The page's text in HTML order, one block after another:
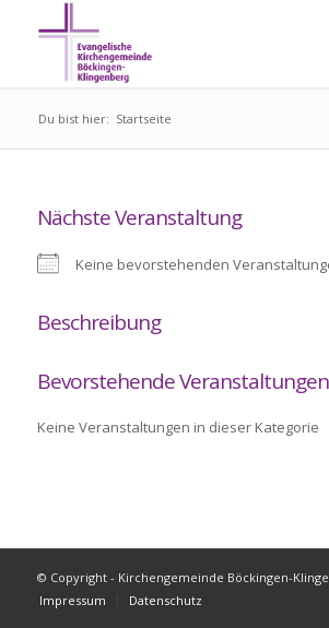
Du bist hier: Startseite
Nächste Veranstaltung
Keine bevorstehenden
Beschreibung
Bevorstehende Veranstaltungen
Keine Veranstaltungen in dieser Kategorie
© Copyright - Kirchengemeinde Böckingen-
Impressum
Datenschutz